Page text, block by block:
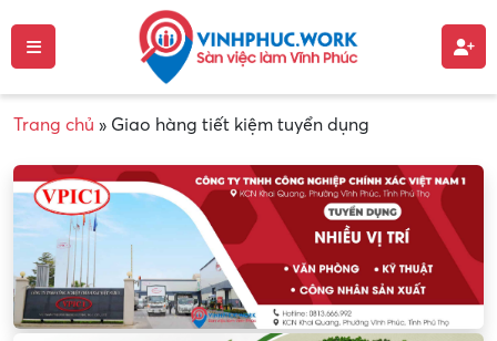
Trang chủ » Giao hàng tiết kiệm tuyển dụng